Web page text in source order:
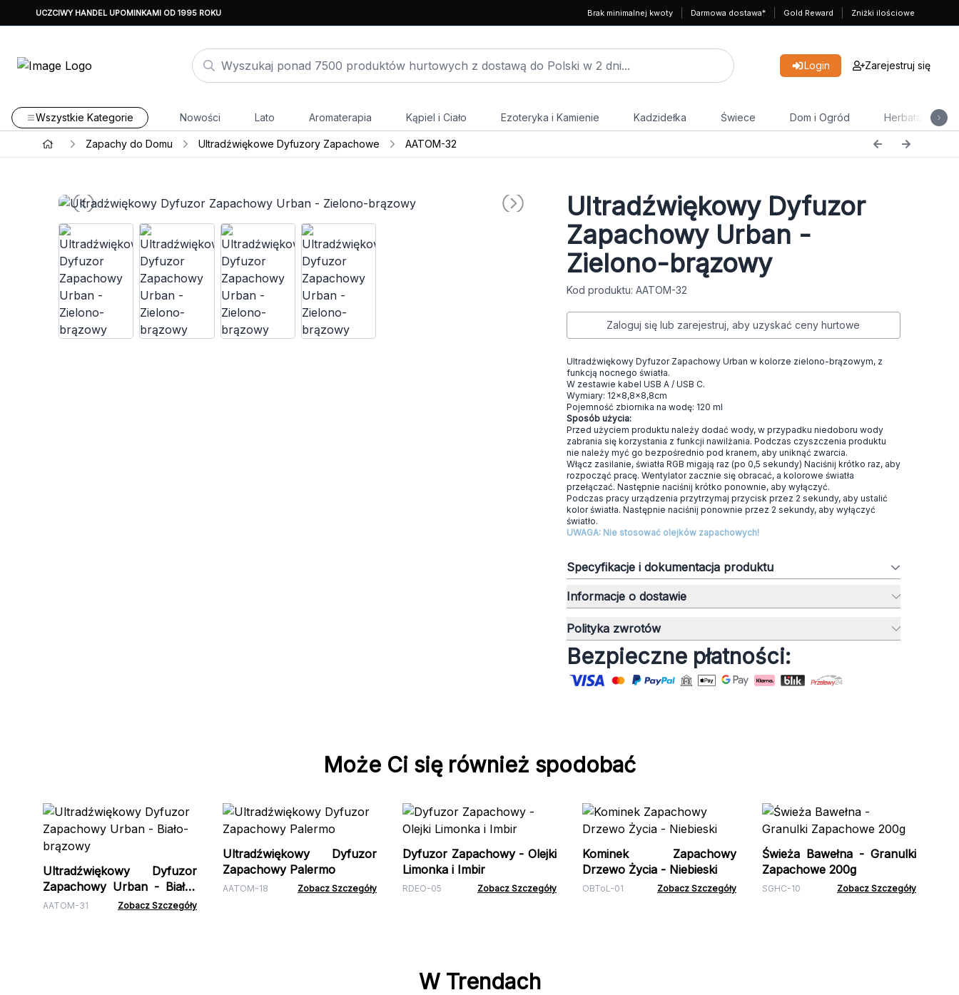
UCZCIWY HANDEL UPOMINKAMI OD 1995 ROKU Brak minimalnej kwoty Darmowa dostawa* Gold Reward Zniżki ilościowe
Login Zarejestruj się
Wszystkie Kategorie Nowości Lato Aromaterapia Kąpiel i Ciało Ezoteryka i Kamienie Kadzidełka Świece Dom i Ogród Herbata
Zapachy do Domu Ultradźwiękowe Dyfuzory Zapachowe AATOM-32
Ultradźwiękowy Dyfuzor
Zapachowy Urban -
Zielono-brązowy
Kod produktu: AATOM-32
Zaloguj się lub zarejestruj, aby uzyskać ceny hurtowe
Ultradźwiękowy Dyfuzor Zapachowy Urban w kolorze zielono-brązowym, z
funkcją nocnego światła.
W zestawie kabel USB A / USB C.
Wymiary: 12x8,8x8,8cm
Pojemność zbiornika na wodę: 120 ml
Sposób użycia:
Przed użyciem produktu należy dodać wody, w przypadku niedoboru wody
zabrania się korzystania z funkcji nawilżania. Podczas czyszczenia produktu
nie należy myć go bezpośrednio pod kranem, aby uniknąć zwarcia.
Włącz zasilanie, światła RGB migają raz (po 0,5 sekundy) Naciśnij krótko raz, aby
rozpocząć pracę. Wentylator zacznie się obracać, a kolorowe światła
przełączać. Następnie naciśnij krótko ponownie, aby wyłączyć.
Podczas pracy urządzenia przytrzymaj przycisk przez 2 sekundy, aby ustalić
kolor światła. Następnie naciśnij ponownie przez 2 sekundy, aby wyłączyć
światło.
UWAGA: Nie stosować olejków zapachowych!
Specyfikacje i dokumentacja produktu
Informacje o dostawie
Polityka zwrotów
Bezpieczne płatności:
Może Ci się również spodobać
Ultradźwiękowy Dyfuzor
Zapachowy Urban - Biało-
brązowy
AATOM-31 Zobacz Szczegóły
Ultradźwiękowy Dyfuzor
Zapachowy Palermo
AATOM-18 Zobacz Szczegóły
Dyfuzor Zapachowy - Olejki
Limonka i Imbir
RDEO-05 Zobacz Szczegóły
Kominek Zapachowy
Drzewo Życia - Niebieski
OBToL-01 Zobacz Szczegóły
Świeża Bawełna - Granulki
Zapachowe 200g
SGHC-10 Zobacz Szczegóły
W Trendach